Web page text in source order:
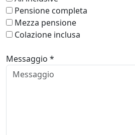
Pensione completa
Mezza pensione
Colazione inclusa
Messaggio *